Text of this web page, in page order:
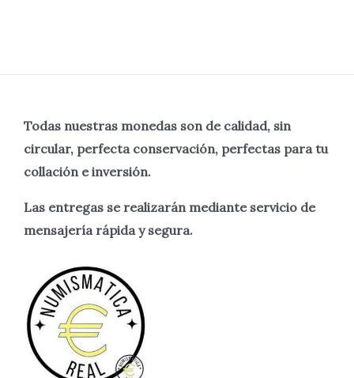
Todas nuestras monedas son de calidad, sin
circular, perfecta conservación, perfectas para tu
collación e inversión.
Las entregas se realizarán mediante servicio de
mensajería rápida y segura.